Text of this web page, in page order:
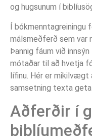
og hugsunum í
Í bókmenntagreiningu
málsmeðferð sem var
Þannig fáum við
mótaðar til að hvetja
lífinu. Hér er mikilvægt
samsetning texta
Aðferðir í